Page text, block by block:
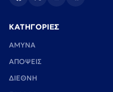
ΚΑΤΗΓΟΡΙΕΣ
ΑΜΥΝΑ
ΑΠΟΨΕΙΣ
ΔΙΕΘΝΗ